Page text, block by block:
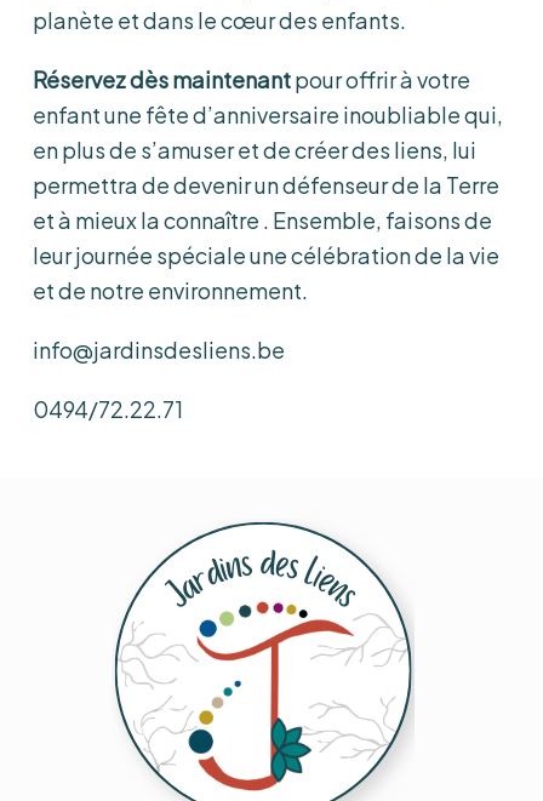
planète et dans le cœur des enfants.
Réservez dès maintenantpour offrir à votre
enfant une fête d’anniversaire inoubliable qui,
en plus de s’amuser et de créer des liens, lui
permettra de devenir un défenseur de la Terre
et à mieux la connaître . Ensemble, faisons de
leur journée spéciale une célébration de la vie
et de notre environnement.
info@jardinsdesliens.be
0494/72.22.71